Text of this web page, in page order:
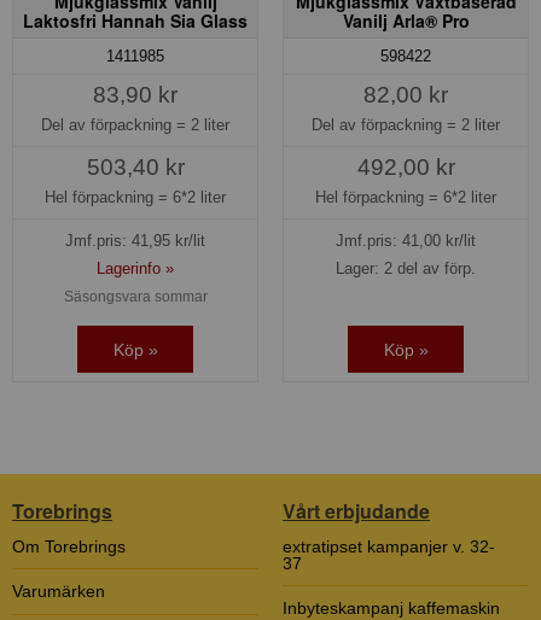
Laktosfri Hannah Sia Glass
1411985
83,90 kr
Del av förpackning = 2 liter
503,40 kr
Hel förpackning = 6*2 liter
Jmf.pris: 41,95 kr/lit
Lagerinfo »
Säsongsvara sommar
Köp »
Vanilj Arla® Pro
598422
82,00 kr
Del av förpackning = 2 liter
492,00 kr
Hel förpackning = 6*2 liter
Jmf.pris: 41,00 kr/lit
Lager: 2 del av förp.
Köp »
Torebrings
Om Torebrings
Varumärken
Vårt erbjudande
extratipset kampanjer v. 32-
37
Inbyteskampanj kaffemaskin